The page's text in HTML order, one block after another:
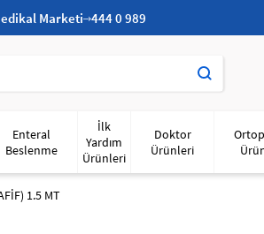
Marketi 444 0 989
Enteral
Beslenme
İlk
Yardım
Ürünleri
Doktor
Ürünleri
1.5 MT